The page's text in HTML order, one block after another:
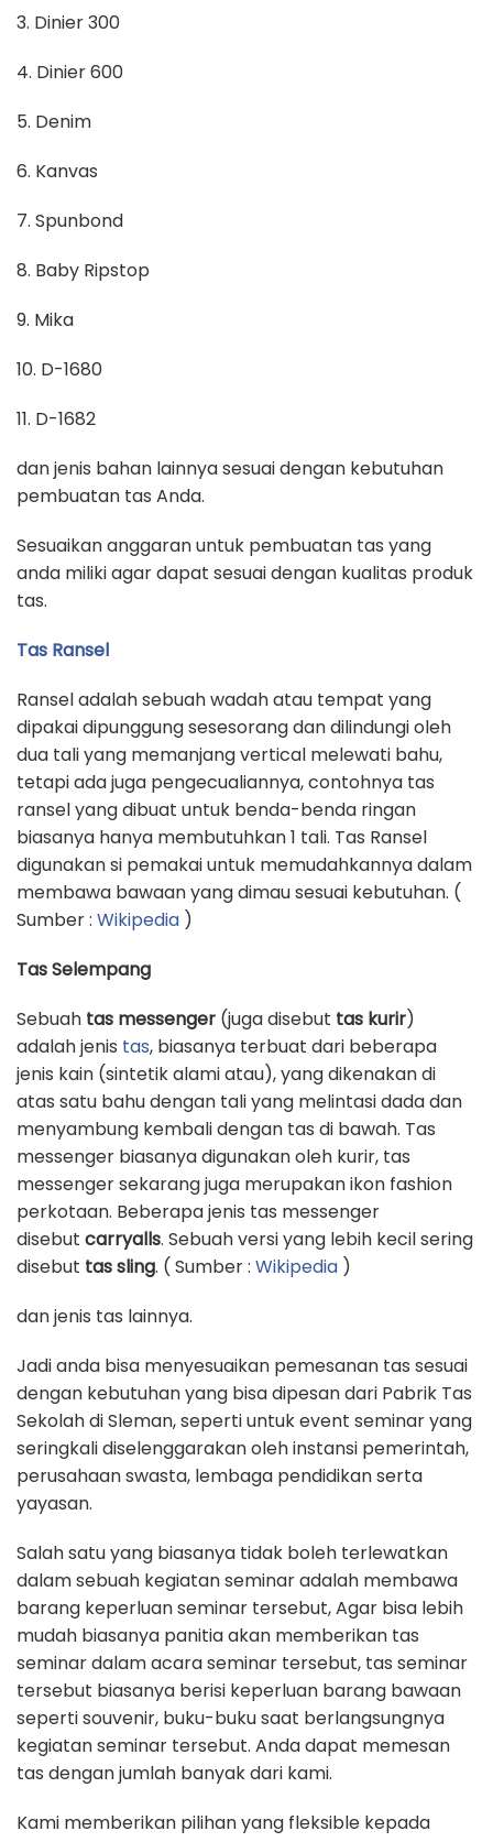
3. Dinier 300
4. Dinier 600
5. Denim
6. Kanvas
7. Spunbond
8. Baby Ripstop
9. Mika
10. D-1680
11. D-1682
dan jenis bahan lainnya sesuai dengan kebutuhan
pembuatan tas Anda.
Sesuaikan anggaran untuk pembuatan tas yang
anda miliki agar dapat sesuai dengan kualitas produk
tas.
Tas Ransel
Ransel adalah sebuah wadah atau tempat yang
dipakai dipunggung sesesorang dan dilindungi oleh
dua tali yang memanjang vertical melewati bahu,
tetapi ada juga pengecualiannya, contohnya tas
ransel yang dibuat untuk benda-benda ringan
biasanya hanya membutuhkan 1 tali. Tas Ransel
digunakan si pemakai untuk memudahkannya dalam
membawa bawaan yang dimau sesuai kebutuhan. (
Sumber : Wikipedia )
Tas Selempang
Sebuah tas messenger (juga disebut tas kurir)
adalah jenis tas, biasanya terbuat dari beberapa
jenis kain (sintetik alami atau), yang dikenakan di
atas satu bahu dengan tali yang melintasi dada dan
menyambung kembali dengan tas di bawah. Tas
messenger biasanya digunakan oleh kurir, tas
messenger sekarang juga merupakan ikon fashion
perkotaan. Beberapa jenis tas messenger
disebut carryalls. Sebuah versi yang lebih kecil sering
disebut tas sling. ( Sumber : Wikipedia )
dan jenis tas lainnya.
Jadi anda bisa menyesuaikan pemesanan tas sesuai
dengan kebutuhan yang bisa dipesan dari Pabrik Tas
Sekolah di Sleman, seperti untuk event seminar yang
seringkali diselenggarakan oleh instansi pemerintah,
perusahaan swasta, lembaga pendidikan serta
yayasan.
Salah satu yang biasanya tidak boleh terlewatkan
dalam sebuah kegiatan seminar adalah membawa
barang keperluan seminar tersebut, Agar bisa lebih
mudah biasanya panitia akan memberikan tas
seminar dalam acara seminar tersebut, tas seminar
tersebut biasanya berisi keperluan barang bawaan
seperti souvenir, buku-buku saat berlangsungnya
kegiatan seminar tersebut. Anda dapat memesan
tas dengan jumlah banyak dari kami.
Kami memberikan pilihan yang fleksible kepada